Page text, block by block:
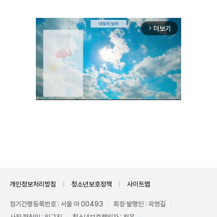
arrow_forward_ios 더보기
개인정보처리방침 청소년보호정책 사이트맵
정기간행등록번호 : 서울 아 00493
회장·발행인 : 곽영길